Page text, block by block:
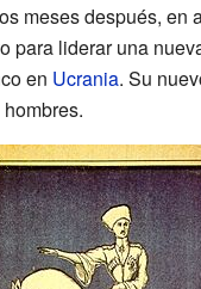
meses después, en
para liderar una
en Ucrania. Su